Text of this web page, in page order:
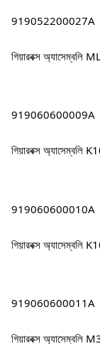
919052200027A
গিয়ারবক্স অ্যাসেম্বলি
919060600009A
গিয়ারবক্স
919060600010A
গিয়ারবক্স
919060600011A
গিয়ারবক্স অ্যাসেম্বলি